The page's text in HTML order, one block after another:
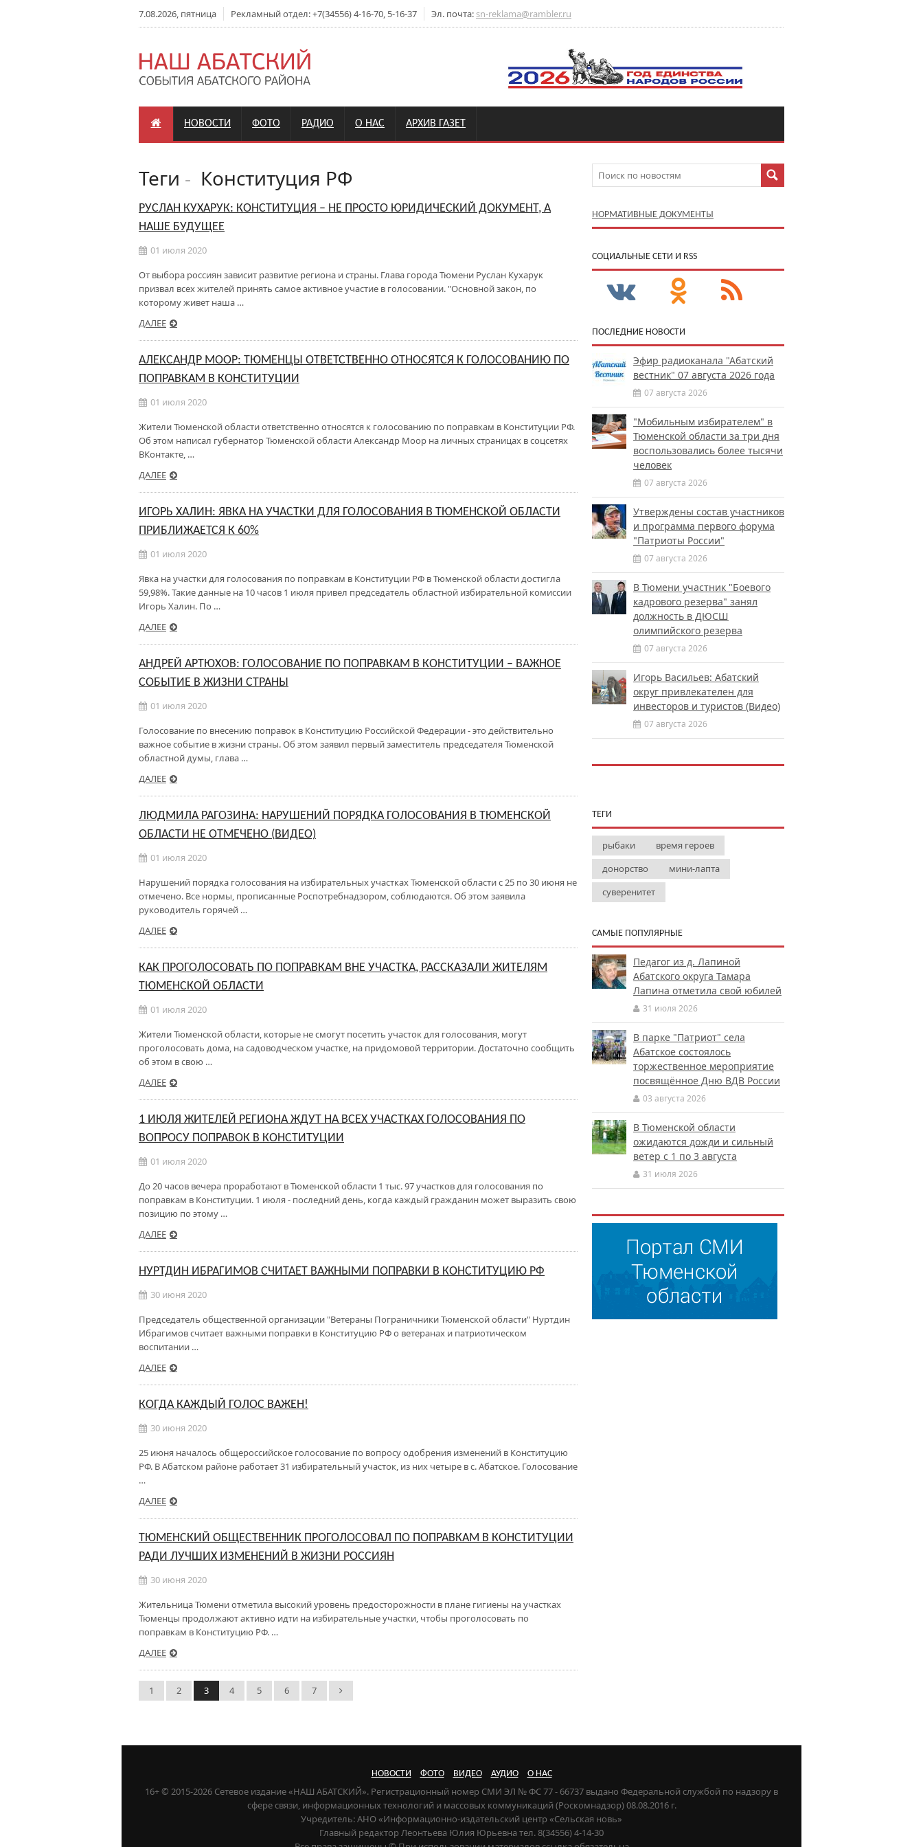
7.08.2026, пятница Рекламный отдел: +7(34556) 4-16-70, 5-16-37 Эл. почта: sn-reklama@rambler.ru
НОВОСТИ ФОТО РАДИО О НАС АРХИВ ГАЗЕТ
Теги - Конституция РФ
РУСЛАН КУХАРУК: КОНСТИТУЦИЯ – НЕ ПРОСТО ЮРИДИЧЕСКИЙ ДОКУМЕНТ, А
НАШЕ БУДУЩЕЕ
01 июля 2020
От выбора россиян зависит развитие региона и страны. Глава города Тюмени Руслан Кухарук
призвал всех жителей принять самое активное участие в голосовании. "Основной закон, по
которому живет наша …
ДАЛЕЕ
АЛЕКСАНДР МООР: ТЮМЕНЦЫ ОТВЕТСТВЕННО ОТНОСЯТСЯ К ГОЛОСОВАНИЮ ПО
ПОПРАВКАМ В КОНСТИТУЦИИ
01 июля 2020
Жители Тюменской области ответственно относятся к голосованию по поправкам в Конституции РФ.
Об этом написал губернатор Тюменской области Александр Моор на личных страницах в соцсетях
ВКонтакте, …
ДАЛЕЕ
ИГОРЬ ХАЛИН: ЯВКА НА УЧАСТКИ ДЛЯ ГОЛОСОВАНИЯ В ТЮМЕНСКОЙ ОБЛАСТИ
ПРИБЛИЖАЕТСЯ К 60%
01 июля 2020
Явка на участки для голосования по поправкам в Конституции РФ в Тюменской области достигла
59,98%. Такие данные на 10 часов 1 июля привел председатель областной избирательной комиссии
Игорь Халин. По …
ДАЛЕЕ
АНДРЕЙ АРТЮХОВ: ГОЛОСОВАНИЕ ПО ПОПРАВКАМ В КОНСТИТУЦИИ – ВАЖНОЕ
СОБЫТИЕ В ЖИЗНИ СТРАНЫ
01 июля 2020
Голосование по внесению поправок в Конституцию Российской Федерации - это действительно
важное событие в жизни страны. Об этом заявил первый заместитель председателя Тюменской
областной думы, глава …
ДАЛЕЕ
ЛЮДМИЛА РАГОЗИНА: НАРУШЕНИЙ ПОРЯДКА ГОЛОСОВАНИЯ В ТЮМЕНСКОЙ
ОБЛАСТИ НЕ ОТМЕЧЕНО (ВИДЕО)
01 июля 2020
Нарушений порядка голосования на избирательных участках Тюменской области с 25 по 30 июня не
отмечено. Все нормы, прописанные Роспотребнадзором, соблюдаются. Об этом заявила
руководитель горячей …
ДАЛЕЕ
КАК ПРОГОЛОСОВАТЬ ПО ПОПРАВКАМ ВНЕ УЧАСТКА, РАССКАЗАЛИ ЖИТЕЛЯМ
ТЮМЕНСКОЙ ОБЛАСТИ
01 июля 2020
Жители Тюменской области, которые не смогут посетить участок для голосования, могут
проголосовать дома, на садоводческом участке, на придомовой территории. Достаточно сообщить
об этом в свою …
ДАЛЕЕ
1 ИЮЛЯ ЖИТЕЛЕЙ РЕГИОНА ЖДУТ НА ВСЕХ УЧАСТКАХ ГОЛОСОВАНИЯ ПО
ВОПРОСУ ПОПРАВОК В КОНСТИТУЦИИ
01 июля 2020
До 20 часов вечера проработают в Тюменской области 1 тыс. 97 участков для голосования по
поправкам в Конституции. 1 июля - последний день, когда каждый гражданин может выразить свою
позицию по этому …
ДАЛЕЕ
НУРТДИН ИБРАГИМОВ СЧИТАЕТ ВАЖНЫМИ ПОПРАВКИ В КОНСТИТУЦИЮ РФ
30 июня 2020
Председатель общественной организации "Ветераны Пограничники Тюменской области" Нуртдин
Ибрагимов считает важными поправки в Конституцию РФ о ветеранах и патриотическом
воспитании …
ДАЛЕЕ
КОГДА КАЖДЫЙ ГОЛОС ВАЖЕН!
30 июня 2020
25 июня началось общероссийское голосование по вопросу одобрения изменений в Конституцию
РФ. В Абатском районе работает 31 избирательный участок, из них четыре в с. Абатское. Голосование
…
ДАЛЕЕ
ТЮМЕНСКИЙ ОБЩЕСТВЕННИК ПРОГОЛОСОВАЛ ПО ПОПРАВКАМ В КОНСТИТУЦИИ
РАДИ ЛУЧШИХ ИЗМЕНЕНИЙ В ЖИЗНИ РОССИЯН
30 июня 2020
Жительница Тюмени отметила высокий уровень предосторожности в плане гигиены на участках
Тюменцы продолжают активно идти на избирательные участки, чтобы проголосовать по
поправкам в Конституцию РФ. …
ДАЛЕЕ
1 2 3 4 5 6 7
НОРМАТИВНЫЕ ДОКУМЕНТЫ
CОЦИАЛЬНЫЕ СЕТИ И RSS
ПОСЛЕДНИЕ НОВОСТИ
Эфир радиоканала "Абатский
вестник" 07 августа 2026 года
07 августа 2026
"Мобильным избирателем" в
Тюменской области за три дня
воспользовались более тысячи
человек
07 августа 2026
Утверждены состав участников
и программа первого форума
"Патриоты России"
07 августа 2026
В Тюмени участник "Боевого
кадрового резерва" занял
должность в ДЮСШ
олимпийского резерва
07 августа 2026
Игорь Васильев: Абатский
округ привлекателен для
инвесторов и туристов (Видео)
07 августа 2026
ТЕГИ
рыбаки
время героев
донорство
мини-лапта
суверенитет
САМЫЕ ПОПУЛЯРНЫЕ
Педагог из д. Лапиной
Абатского округа Тамара
Лапина отметила свой юбилей
31 июля 2026
В парке "Патриот" села
Абатское состоялось
торжественное мероприятие
посвящённое Дню ВДВ России
03 августа 2026
В Тюменской области
ожидаются дожди и сильный
ветер с 1 по 3 августа
31 июля 2026
НОВОСТИ ФОТО ВИДЕО АУДИО О НАС
16+ © 2015-2026 Сетевое издание «НАШ АБАТСКИЙ». Регистрационный номер СМИ ЭЛ № ФС 77 - 66737 выдано Федеральной службой по надзору в
сфере связи, информационных технологий и массовых коммуникаций (Роскомнадзор) 08.08.2016 г.
Учредитель: АНО «Информационно-издательский центр «Сельская новь»
Главный редактор Леонтьева Юлия Юрьевна тел. 8(34556) 4-14-30